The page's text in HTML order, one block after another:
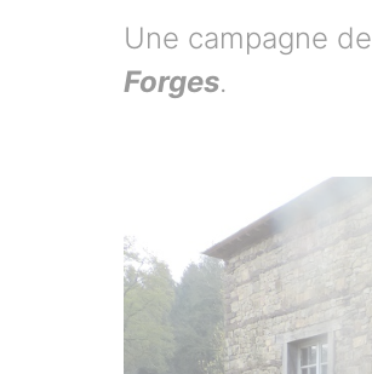
Une campagne de
Forges.